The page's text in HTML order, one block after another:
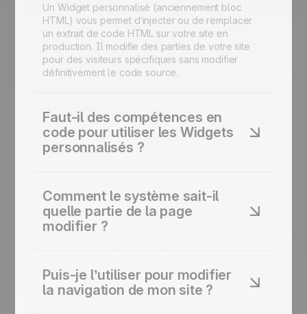
Un Widget personnalisé (anciennement bloc
HTML) vous permet d’injecter ou de remplacer
un extrait de code HTML sur votre site en
production. Il modifie des parties de votre site
pour des visiteurs spécifiques sans modifier
définitivement le code source.
Faut-il des compétences en
code pour utiliser les Widgets
personnalisés ?
base pour définir le snippet à afficher. La logique
(qui le voit et quand) est gérée via l’éditeur
d’automation sans code.
Comment le système sait-il
quelle partie de la page
modifier ?
spécifiques via les classes CSS (div). Indiquez à
Positive User quelle classe chercher, et le script
gère le remplacement.
Puis-je l’utiliser pour modifier
la navigation de mon site ?